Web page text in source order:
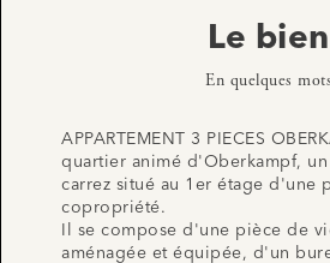
Le bien
En quelques mots
APPARTEMENT 3 PIECES
quartier animé d'Oberkampf, un
carrez situé au 1er étage d'une
copropriété.
Il se compose d'une pièce de
aménagée et équipée, d'un